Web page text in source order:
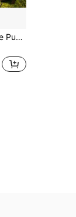
DIY Jahresring Buchnische Puppenhaus 3D Architekturmodell Holz Handgefertigtes Montage-Set, kreatives handgefertigtes Kunstwerk für Sammlung und Heimdekoration, perfektes Geburtstagsgeschenk für Freunde und Familie, Weihnachten, Halloween, Valentinstag, Ostern, Schulanfang, Erntedankfest, Feiertagsgeschenk Überraschung (Batterien und Kleber nicht enthalten)